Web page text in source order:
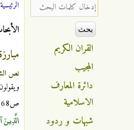
الإشعاع
الإسلامي أنت هنا
الرئيسية
نص
ص168.). فقال له النبي «صلى الله عليه وآله»: «متعنا بنفسك، أما علمت أنك مني بمنزلة سمعي من بصري، فأنزل الله تعالى:
‏إدخال كلمات البحث ‏
القران الكريم
المجيب
دائرة المعارف
الاسلامية
شبهات و ردود